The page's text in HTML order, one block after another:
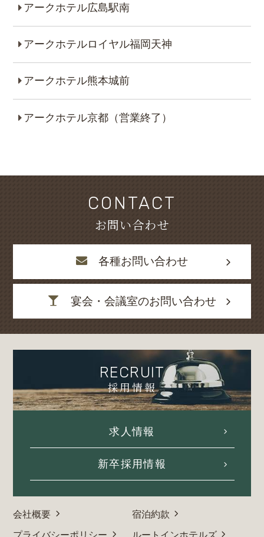
アークホテル広島駅南
アークホテルロイヤル福岡天神
アークホテル熊本城前
アークホテル京都（営業終了）
CONTACT
お問い合わせ
各種お問い合わせ
宴会・会議室のお問い合わせ
RECRUIT
採用情報
求人情報
新卒採用情報
会社概要
宿泊約款
プライバシーポリシー
ルートインホテルズ